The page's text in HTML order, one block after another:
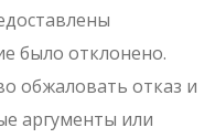
было отклонено.
обжаловать отказ и
аргументы или